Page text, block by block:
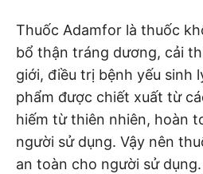
Thuốc Adamfor là thuốc
bổ thận tráng dương, cải
giới, điều trị bệnh yếu sinh
phẩm được chiết xuất từ
hiếm từ thiên nhiên, hoàn
người sử dụng. Vậy nên
an toàn cho người sử dụng.